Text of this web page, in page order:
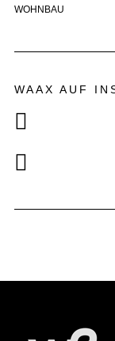
WOHNBAU
WAAX AUF